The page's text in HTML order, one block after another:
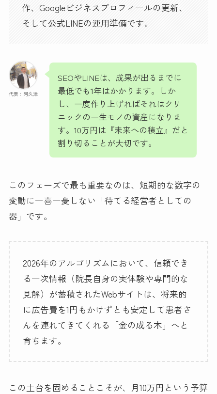
作、Googleビジネスプロフィールの更新、
そして公式LINEの運用準備です。
代表：阿久津
SEOやLINEは、成果が出るまでに
最低でも1年はかかります。しか
し、一度作り上げればそれはクリ
ニックの一生モノの資産になりま
す。10万円は『未来への積立』だと
割り切ることが大切です。
このフェーズで最も重要なのは、短期的な数字の
変動に一喜一憂しない「待てる経営者としての
器」です。
2026年のアルゴリズムにおいて、信頼でき
る一次情報（院長自身の実体験や専門的な
見解）が蓄積されたWebサイトは、将来的
に広告費を1円もかけずとも安定して患者さ
んを連れてきてくれる「金の成る木」へと
育ちます。
この土台を固めることこそが、月10万円という予算